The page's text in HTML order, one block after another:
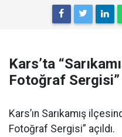
Kars’ta
Fotoğraf Sergisi”
Kars’ın Sarıkamış
Fotoğraf Sergisi” açıldı.